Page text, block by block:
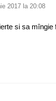
2017 la 20:08
si sa mîngie